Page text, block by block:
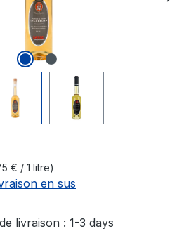
€ / 1 litre)
en sus
livraison : 1-3 days